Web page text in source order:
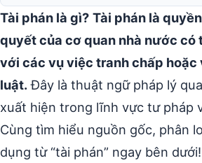
Tài phán là gì? Tài phán là
quyết của cơ quan nhà nước có
với các vụ việc tranh chấp hoặc
luật.Đây là thuật ngữ pháp lý
xuất hiện trong lĩnh vực tư pháp
Cùng tìm hiểu nguồn gốc, phân
dụng từ “tài phán” ngay bên dưới!